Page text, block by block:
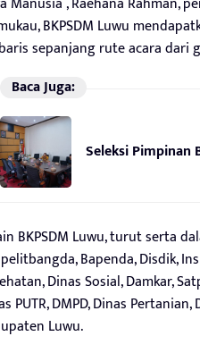
BKPSDM Luwu
sepanjang rute acara dari
Baca Juga:
Seleksi Pimpinan
BKPSDM Luwu, turut serta
Bapenda, Disdik,
Dinas Sosial, Damkar,
PUTR, DMPD, Dinas
Luwu.